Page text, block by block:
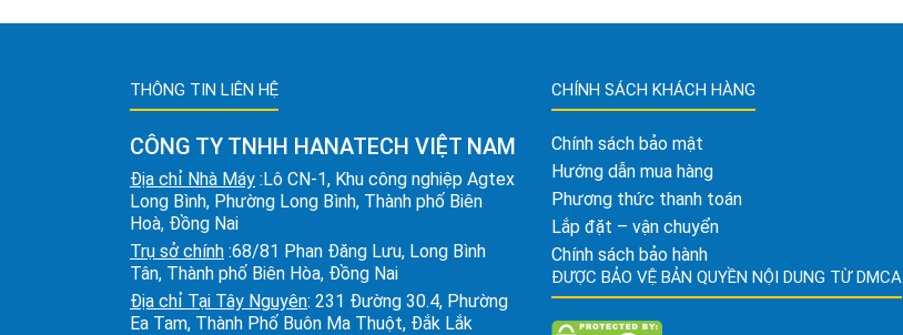
THÔNG TIN LIÊN HỆ
CÔNG TY TNHH HANATECH VIỆT NAM
Địa chỉ Nhà Máy :Lô CN-1, Khu công nghiệp Agtex
Long Bình, Phường Long Bình, Thành phố Biên
Hoà, Đồng Nai
Trụ sở chính :68/81 Phan Đăng Lưu, Long Bình
Tân, Thành phố Biên Hòa, Đồng Nai
Địa chỉ Tại Tây Nguyên: 231 Đường 30.4, Phường
Ea Tam, Thành Phố Buôn Ma Thuột, Đắk Lắk
CHÍNH SÁCH KHÁCH HÀNG
Chính sách bảo mật
Hướng dẫn mua hàng
Phương thức thanh toán
Lắp đặt – vận chuyển
Chính sách bảo hành
ĐƯỢC BẢO VỆ BẢN QUYỀN NỘI DUNG TỪ DMCA